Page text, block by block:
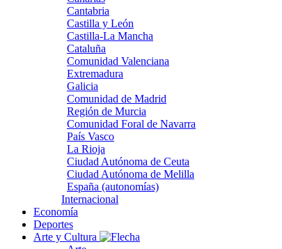
Cantabria
Castilla y León
Castilla-La Mancha
Cataluña
Comunidad Valenciana
Extremadura
Galicia
Comunidad de Madrid
Región de Murcia
Comunidad Foral de Navarra
País Vasco
La Rioja
Ciudad Autónoma de Ceuta
Ciudad Autónoma de Melilla
España (autonomías)
Internacional
Economía
Deportes
Arte y Cultura